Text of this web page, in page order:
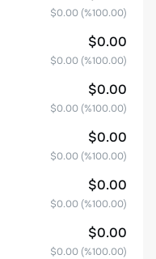
$0.00 (%100.00)
$0.00
$0.00 (%100.00)
$0.00
$0.00 (%100.00)
$0.00
$0.00 (%100.00)
$0.00
$0.00 (%100.00)
$0.00
$0.00 (%100.00)